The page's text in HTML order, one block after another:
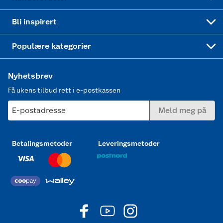
Bli inspirert
Populære kategorier
Nyhetsbrev
Få ukens tilbud rett i e-postkassen
E-postadresse Meld meg på
Betalingsmetoder Leveringsmetoder